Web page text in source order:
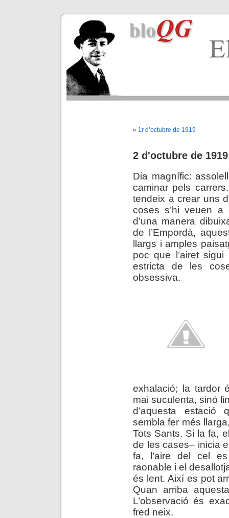
« 1r d’octubre de 1919
2 d'octubre de 1919
Dia magnífic:
caminar pels
tendeix a crear uns
coses s’hi veuen
d’una manera
de l’Empordà,
llargs i amples
poc que l’airet sigui
estricta de les
obsessiva.
exhalació; la tardor
mai suculenta, sinó
d’aquesta estació
sembla fer més
Tots Sants. Si la fa,
de les cases– inicia
fa, l’aire del cel
raonable i el
és lent. Així es pot
Quan arriba
L’observació és
fred neix.